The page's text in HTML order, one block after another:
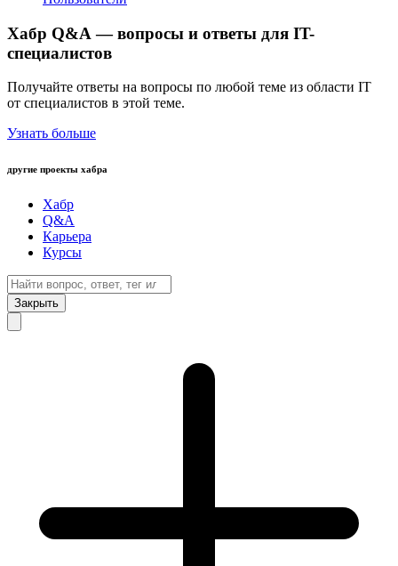
Хабр Q&A — вопросы и ответы для IT-
специалистов
Получайте ответы на вопросы по любой теме из области IT
от специалистов в этой теме.
Узнать больше
другие проекты хабра
Хабр
Q&A
Карьера
Курсы
Закрыть